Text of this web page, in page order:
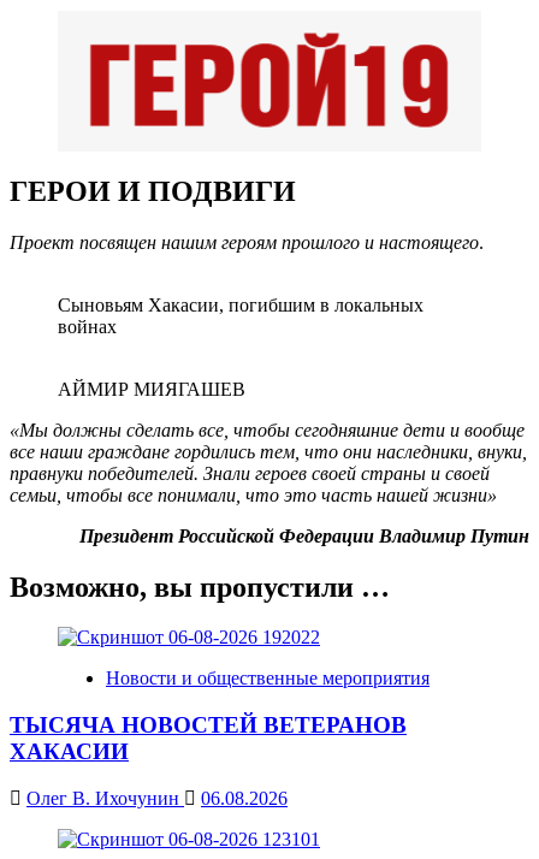
ГЕРОИ И ПОДВИГИ
Проект посвящен нашим героям прошлого и настоящего.
Сыновьям Хакасии, погибшим в локальных
войнах
АЙМИР МИЯГАШЕВ
«Мы должны сделать все, чтобы сегодняшние дети и вообще
все наши граждане гордились тем, что они наследники, внуки,
правнуки победителей. Знали героев своей страны и своей
семьи, чтобы все понимали, что это часть нашей жизни»
Президент Российской Федерации Владимир Путин
Возможно, вы пропустили …
Новости и общественные мероприятия
ТЫСЯЧА НОВОСТЕЙ ВЕТЕРАНОВ
ХАКАСИИ
Олег В. Ихочунин 06.08.2026